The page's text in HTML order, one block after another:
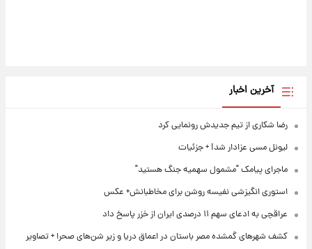
آخرین اخبار
رضا شکاری از تیم جدیدش رونمایی کرد
لیونل مسی عزادار شد! + جزئیات
ماجرای پیامک "مشمول سهمیه جنگ هستید"
استوری انگیزشی نفیسه روشن برای مخاطبانش+ عکس
عراقچی به ادعای سهم ۱۱ درصدی ایران از خزر پاسخ داد
کشف شهرهای گمشده مصر باستان در اعماق دریا و زیر شن‌های صحرا + تصاویر